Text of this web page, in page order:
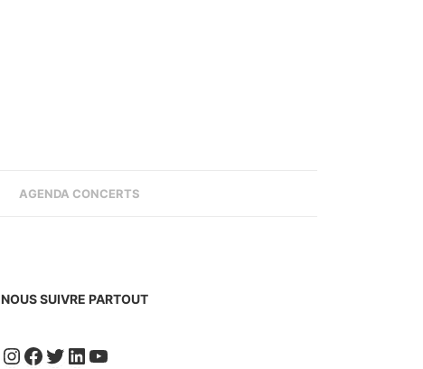
AGENDA CONCERTS
NOUS SUIVRE PARTOUT
Instagram
Facebook
Twitter
LinkedIn
YouTube